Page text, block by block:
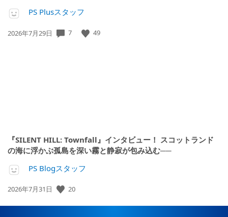
PS Plusスタッフ
公
2026年7月29日 7 49
『SILENT HILL: Townfall』インタビュー！ スコットランド
の海に浮かぶ孤島を深い霧と静寂が包み込む──
PS Blogスタッフ
公
日:
2026年7月31日 20